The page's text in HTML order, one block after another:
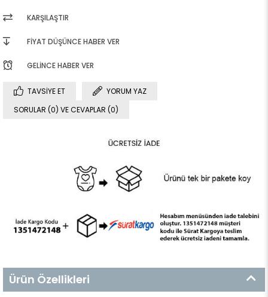
KARŞILAŞTIR
FIYAT DÜŞÜNCE HABER VER
GELINCE HABER VER
TAVSIYE ET
YORUM YAZ
SORULAR (0) VE CEVAPLAR (0)
Ürün Özellikleri